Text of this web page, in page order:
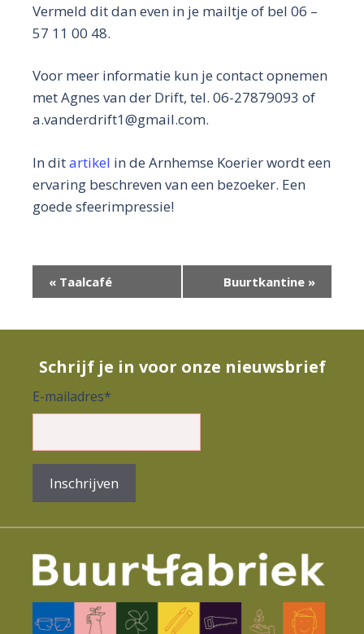
Vermeld dit dan even in je mailtje of bel 06 –
57 11 00 48.
Voor meer informatie kun je contact opnemen
met Agnes van der Drift, tel. 06-27879093 of
a.vanderdrift1@gmail.com.
In ditartikel in de Arnhemse Koerier wordt een
ervaring beschreven van een bezoeker. Een
goede sfeerimpressie!
v
e
n
e
m
e
n
t
N
a
v
i
« Taalcafé Buurtkantine »
Schrijf je in voor onze nieuwsbrief
E-mailadres*
Inschrijven